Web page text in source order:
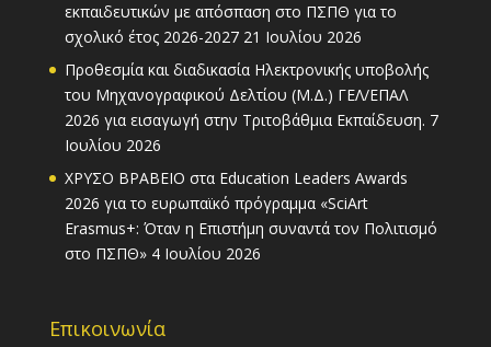
εκπαιδευτικών με απόσπαση στο ΠΣΠΘ για το
σχολικό έτος 2026-2027 21 Ιουλίου 2026
Προθεσμία και διαδικασία Ηλεκτρονικής υποβολής
του Μηχανογραφικού Δελτίου (Μ.Δ.) ΓΕΛ/ΕΠΑΛ
2026 για εισαγωγή στην Τριτοβάθμια Εκπαίδευση. 7
Ιουλίου 2026
ΧΡΥΣΟ ΒΡΑΒΕΙΟ στα Education Leaders Awards
2026 για το ευρωπαϊκό πρόγραμμα «SciArt
Erasmus+: Όταν η Επιστήμη συναντά τον Πολιτισμό
στο ΠΣΠΘ» 4 Ιουλίου 2026
Επικοινωνία